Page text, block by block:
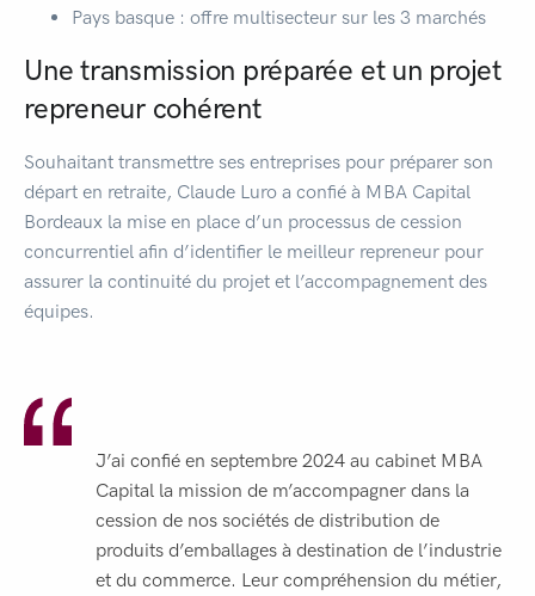
Pays basque : offre multisecteur sur les 3 marchés
Une transmission préparée et un projet
repreneur cohérent
Souhaitant transmettre ses entreprises pour préparer son
départ en retraite, Claude Luro a confié à MBA Capital
Bordeaux la mise en place d’un processus de cession
concurrentiel afin d’identifier le meilleur repreneur pour
assurer la continuité du projet et l’accompagnement des
équipes.
J’ai confié en septembre 2024 au cabinet MBA
Capital la mission de m’accompagner dans la
cession de nos sociétés de distribution de
produits d’emballages à destination de l’industrie
et du commerce. Leur compréhension du métier,